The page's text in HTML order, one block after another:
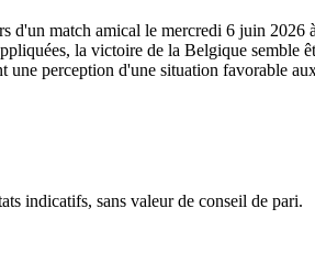
d'un match amical le mercredi 6 juin
la victoire de la Belgique
perception d'une situation favorable
indicatifs, sans valeur de conseil de pari.